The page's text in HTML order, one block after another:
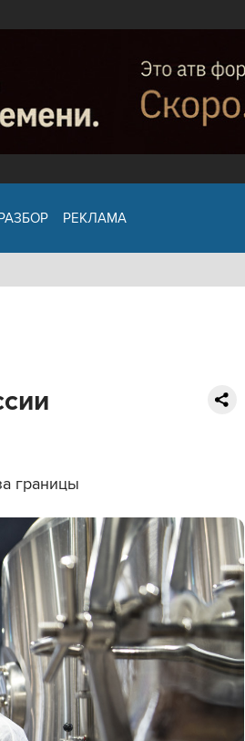
РЕКЛАМА
границы